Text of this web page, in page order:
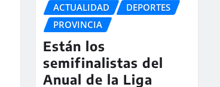
ACTUALIDAD
DEPORTES
PROVINCIA
Están los
semifinalistas del
Anual de la Liga